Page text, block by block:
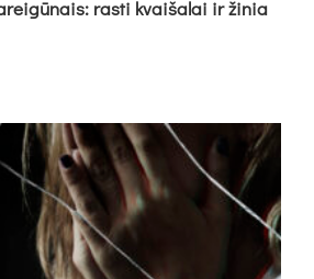
ras­ti kvai­ša­lai ir ži­nia